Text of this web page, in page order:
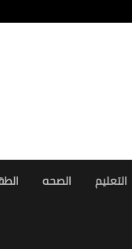
التعليم الصحه